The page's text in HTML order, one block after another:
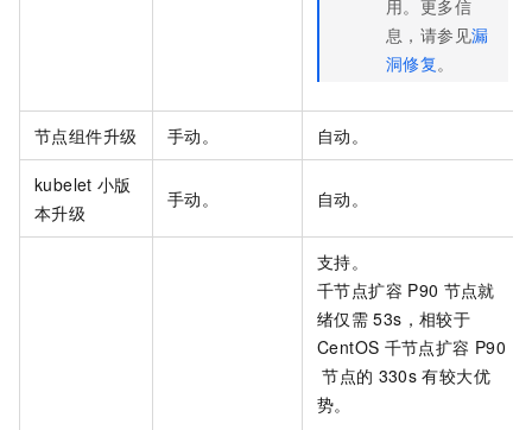
用。更多信
息，请参见漏
洞修复 。
节点组件升级 手动。 自动。
kubelet 小版
本升级
手动。 自动。
支持。
千节点扩容 P90 节点就
绪仅需 53s，相较于
CentOS 千节点扩容 P90
节点的 330s 有较大优
势。